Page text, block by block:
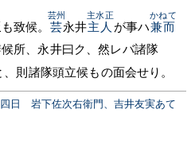
致候。 芸
芸州
永井主人
主水正
が事ハ兼而
かねて
所、永井曰ク、然レバ諸隊
、則諸隊頭立候もの面会せり。
日 岩下佐次右衛門、吉井友実あて